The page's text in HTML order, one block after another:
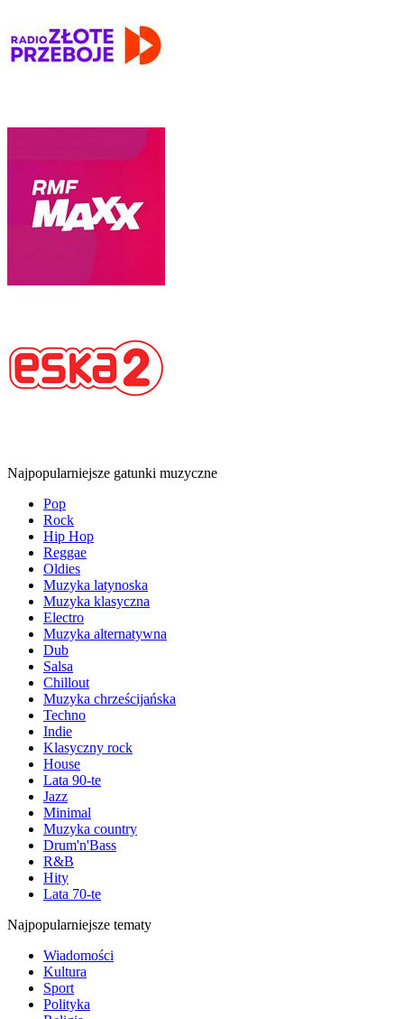
Najpopularniejsze gatunki muzyczne
Pop
Rock
Hip Hop
Reggae
Oldies
Muzyka latynoska
Muzyka klasyczna
Electro
Muzyka alternatywna
Dub
Salsa
Chillout
Muzyka chrześcijańska
Techno
Indie
Klasyczny rock
House
Lata 90-te
Jazz
Minimal
Muzyka country
Drum'n'Bass
R&B
Hity
Lata 70-te
Najpopularniejsze tematy
Wiadomości
Kultura
Sport
Polityka